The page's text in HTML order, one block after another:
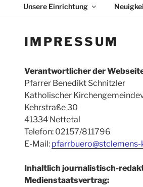
Unsere Einrichtung
IMPRESSUM
Verantwortlicher der
Pfarrer Benedikt Schnitzler
Katholischer
Kehrstraße 30
41334 Nettetal
Telefon: 02157/811796
E-Mail:
Inhaltlich journalistisch-
Medienstaatsvertrag: